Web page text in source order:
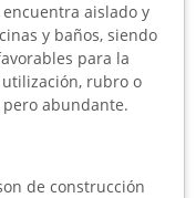
aislado y
y baños, siendo
para la
rubro o
abundante.
de construcción